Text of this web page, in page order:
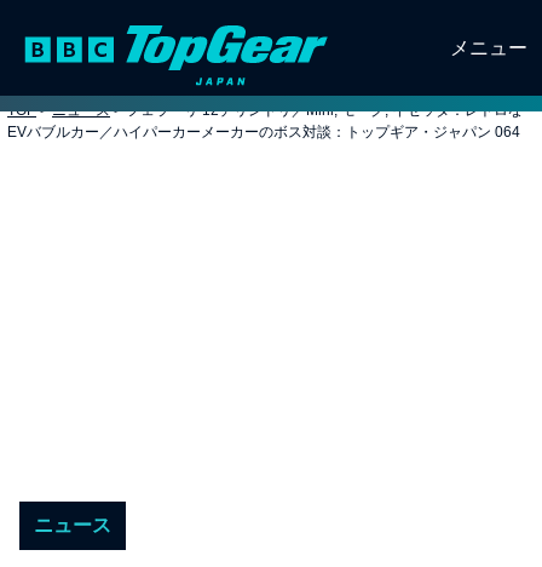
メニュー
TOP > ニュース > フェラーリ 12チリンドリ／Mini, モーク, イセッタ：レトロな
EVバブルカー／ハイパーカーメーカーのボス対談：トップギア・ジャパン 064
ニュース